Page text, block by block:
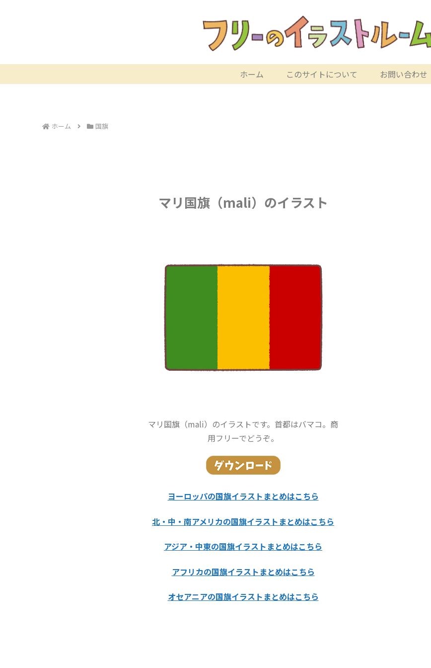
ホーム このサイトについて お問い合わせ
ホーム 国旗
マリ国旗（mali）のイラスト
マリ国旗（mali）のイラストです。首都はバマコ。商
用フリーでどうぞ。
ヨーロッパの国旗イラストまとめはこちら
北・中・南アメリカの国旗イラストまとめはこちら
アジア・中東の国旗イラストまとめはこちら
アフリカの国旗イラストまとめはこちら
オセアニアの国旗イラストまとめはこちら